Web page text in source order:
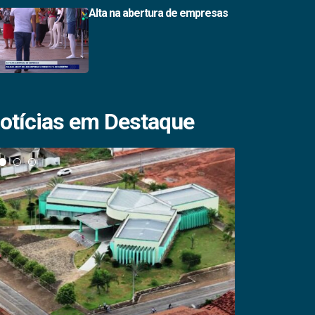
Alta na abertura de empresas
em Destaque